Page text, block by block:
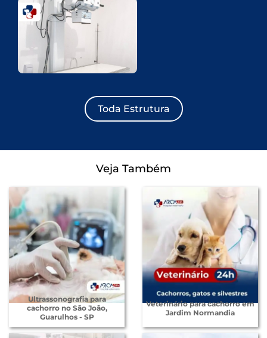
Toda Estrutura
Veja Também
Ultrassonografia para
cachorro no São João,
Guarulhos - SP
Veterinário para cachorro em
Jardim Normandia